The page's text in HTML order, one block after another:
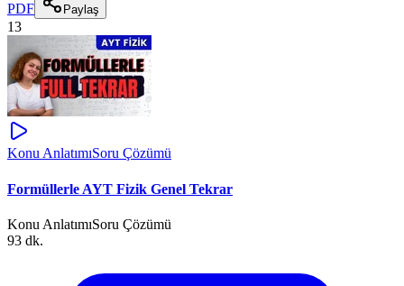
PDF Paylaş
13
Konu AnlatımıSoru Çözümü
Formüllerle AYT Fizik Genel Tekrar
Konu AnlatımıSoru Çözümü
93 dk.